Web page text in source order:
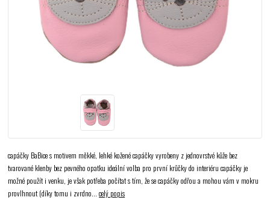
capáčky BaBice s motivem měkké, lehké kožené capáčky vyrobeny z jednovrstvé kůže bez
tvarované klenby bez pevného opatku ideální volba pro první krůčky do interiéru capáčky je
možné použít i venku, je však potřeba počítat s tím, že se capáčky odřou a mohou vám v mokru
provlhnout (díky tomu i zvrdno...celý popis